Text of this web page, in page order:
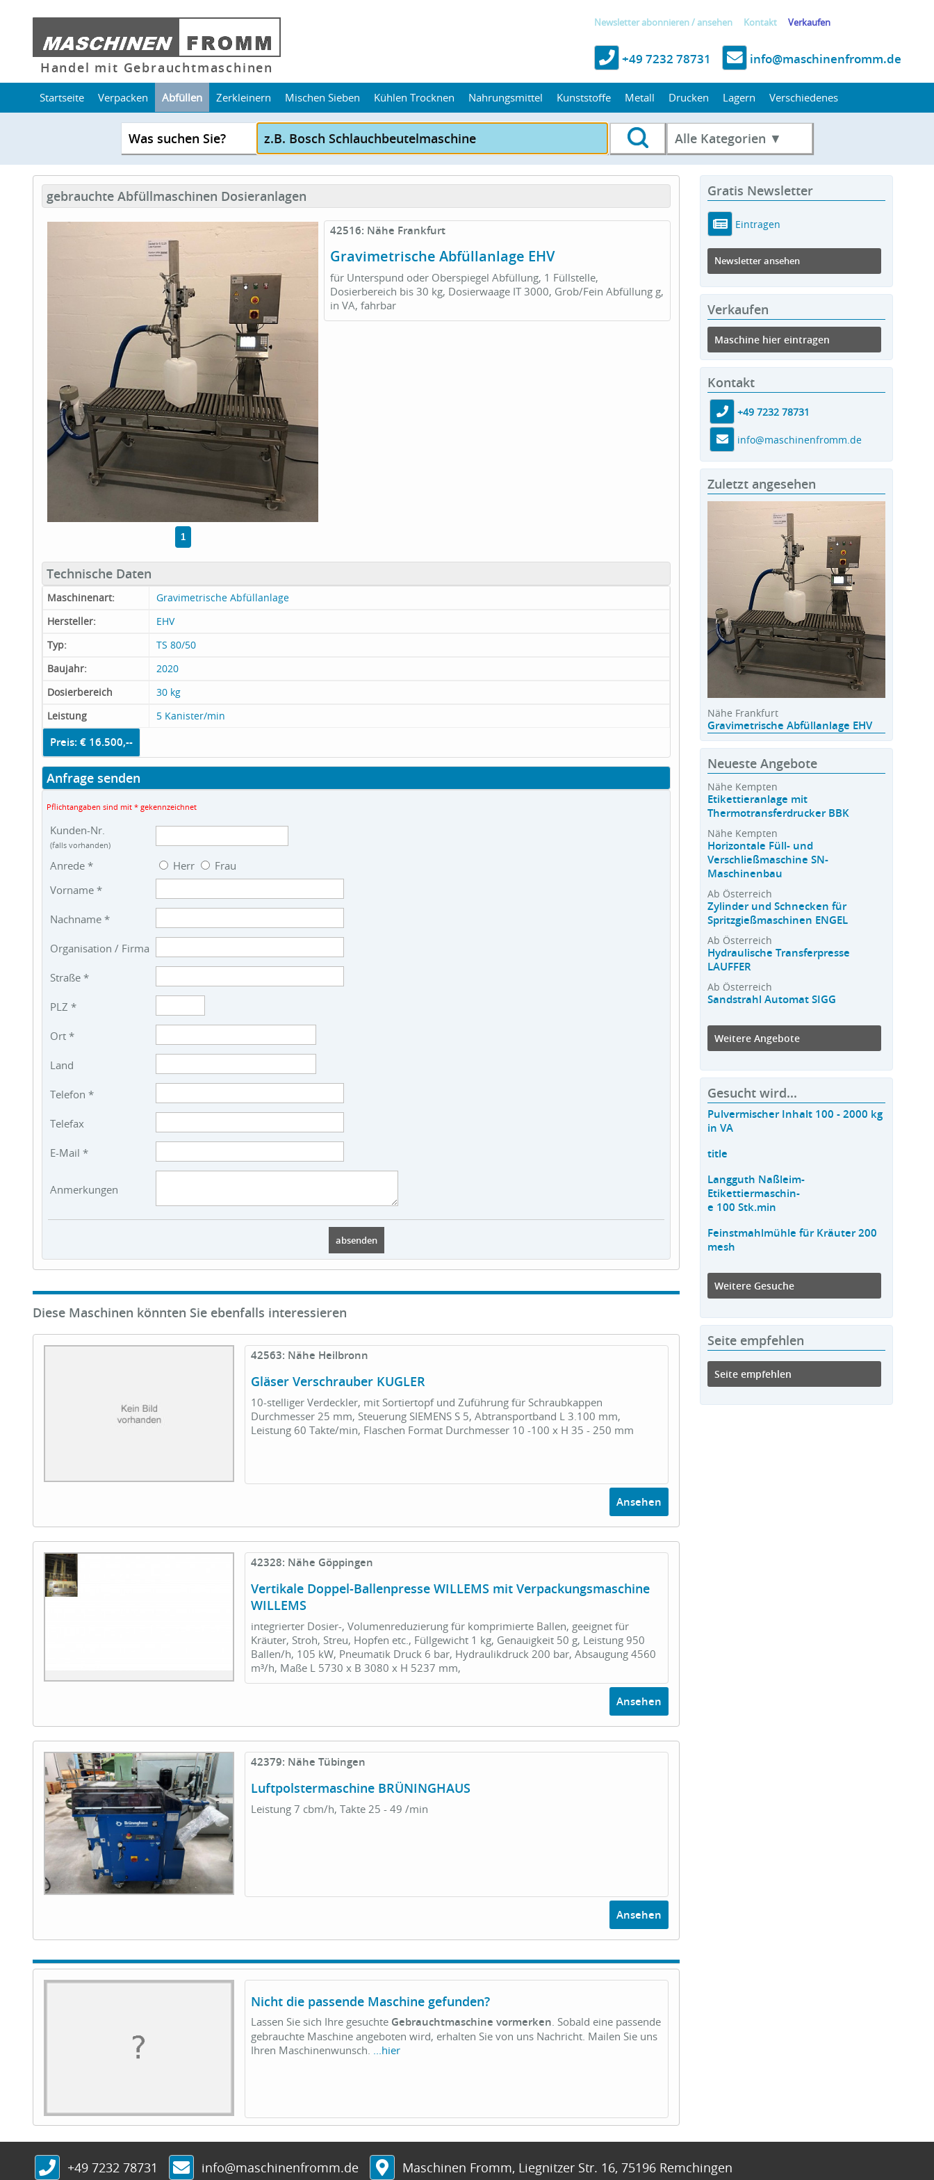
Handel mit Gebrauchtmaschinen
Newsletterabonnieren/ansehen Kontakt Verkaufen
+49 7232 78731 info@maschinenfromm.de
Startseite Verpacken Abfüllen Zerkleinern Mischen Sieben Kühlen Trocknen Nahrungsmittel Kunststoffe Metall Drucken Lagern Verschiedenes
Was suchen Sie? Alle Kategorien ▼
gebrauchte Abfüllmaschinen Dosieranlagen
1
42516: Nähe Frankfurt
Gravimetrische Abfüllanlage EHV
für Unterspund oder Oberspiegel Abfüllung, 1 Füllstelle,
Dosierbereich bis 30 kg, Dosierwaage IT 3000, Grob/Fein Abfüllung g,
in VA, fahrbar
Technische Daten
Maschinenart:
Gravimetrische Abfüllanlage
Hersteller:
EHV
Typ:
TS 80/50
Baujahr:
2020
Dosierbereich
30 kg
Leistung
5 Kanister/min
Preis: € 16.500,--
Anfrage senden
Pflichtangaben sind mit * gekennzeichnet
Kunden-Nr.
(falls vorhanden)
Anrede * Herr
Frau
Vorname *
Nachname *
Organisation / Firma
Straße *
PLZ *
Ort *
Land
Telefon *
Telefax
E-Mail *
Anmerkungen
Diese Maschinen könnten Sie ebenfalls interessieren
42563: Nähe Heilbronn
Gläser Verschrauber KUGLER
10-stelliger Verdeckler, mit Sortiertopf und Zuführung für Schraubkappen
Durchmesser 25 mm, Steuerung SIEMENS S 5, Abtransportband L 3.100 mm,
Leistung 60 Takte/min, Flaschen Format Durchmesser 10 -100 x H 35 - 250 mm
Ansehen
42328: Nähe Göppingen
Vertikale Doppel-Ballenpresse WILLEMS mit Verpackungsmaschine
WILLEMS
integrierter Dosier-, Volumenreduzierung für komprimierte Ballen, geeignet für
Kräuter, Stroh, Streu, Hopfen etc., Füllgewicht 1 kg, Genauigkeit 50 g, Leistung 950
Ballen/h, 105 kW, Pneumatik Druck 6 bar, Hydraulikdruck 200 bar, Absaugung 4560
m³/h, Maße L 5730 x B 3080 x H 5237 mm,
Ansehen
42379: Nähe Tübingen
Luftpolstermaschine BRÜNINGHAUS
Leistung 7 cbm/h, Takte 25 - 49 /min
Ansehen
Nicht die passende Maschine gefunden?
Lassen Sie sich Ihre gesuchte Gebrauchtmaschine vormerken . Sobald eine passende
gebrauchte Maschine angeboten wird, erhalten Sie von uns Nachricht. Mailen Sie uns
Ihren Maschinenwunsch.
...hier
Gratis Newsletter
Eintragen
Newsletter ansehen
Verkaufen
Maschine hier eintragen
Kontakt
+49 7232 78731
info@maschinenfromm.de
Zuletzt angesehen
Nähe Frankfurt
Gravimetrische Abfüllanlage EHV
Neueste Angebote
Nähe Kempten
Etikettieranlage mit
Thermotransferdrucker BBK
Nähe Kempten
Horizontale Füll- und
Verschließmaschine SN-
Maschinenbau
Ab Österreich
Zylinder und Schnecken für
Spritzgießmaschinen ENGEL
Ab Österreich
Hydraulische Transferpresse
LAUFFER
Ab Österreich
Sandstrahl Automat SIGG
Weitere Angebote
Gesucht wird...
Pulvermischer Inhalt 100 - 2000 kg
in VA
title
Langguth Naßleim-
Etikettiermaschin-
e 100 Stk.min
Feinstmahlmühle für Kräuter 200
mesh
Weitere Gesuche
Seite empfehlen
Seite empfehlen
+49 7232 78731 info@maschinenfromm.de Maschinen Fromm, Liegnitzer Str. 16, 75196 Remchingen